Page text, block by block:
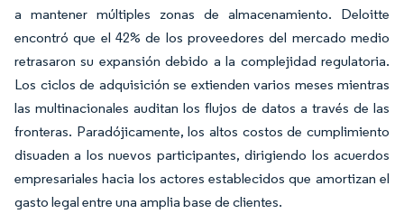
a mantener múltiples zonas de almacenamiento. Deloitte
encontró que el 42% de los proveedores del mercado medio
retrasaron su expansión debido a la complejidad regulatoria.
Los ciclos de adquisición se extienden varios meses mientras
las multinacionales auditan los flujos de datos a través de las
fronteras. Paradójicamente, los altos costos de cumplimiento
disuaden a los nuevos participantes, dirigiendo los acuerdos
empresariales hacia los actores establecidos que amortizan el
gasto legal entre una amplia base de clientes.